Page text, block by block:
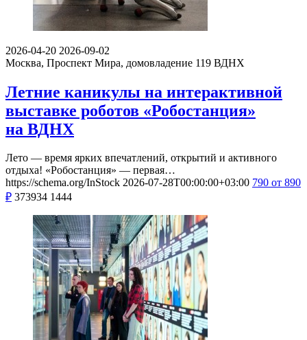
2026-04-20 2026-09-02
Москва, Проспект Мира, домовладение 119 ВДНХ
Летние каникулы на интерактивной
выставке роботов «Робостанция»
на ВДНХ
Лето — время ярких впечатлений, открытий и активного
отдыха! «Робостанция» — первая…
https://schema.org/InStock 2026-07-28T00:00:00+03:00 790 от 890
₽ 373934 1444